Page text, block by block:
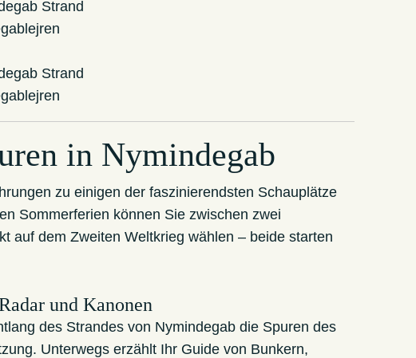
Strand
Strand
in Nymindegab
zu einigen der faszinierendsten Schauplätze
Sommerferien können Sie zwischen zwei
auf dem Zweiten Weltkrieg wählen – beide starten
und Kanonen
des Strandes von Nymindegab die Spuren des
Unterwegs erzählt Ihr Guide von Bunkern,